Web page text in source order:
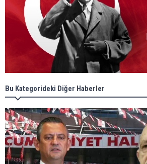
Bu Kategorideki Diğer Haberler